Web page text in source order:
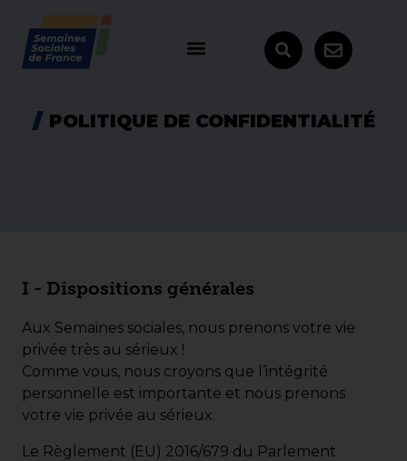
POLITIQUE DE CONFIDENTIALITÉ
I - Dispositions générales
Aux Semaines sociales, nous prenons votre vie
privée très au sérieux !
Comme vous, nous croyons que l’intégrité
personnelle est importante et nous prenons
votre vie privée au sérieux.
Le Règlement (EU) 2016/679 du Parlement